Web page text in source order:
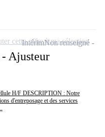
Ajusteur
H/F DESCRIPTION : Notre
d'entreposage et des services
IntérimNon renseigné
cette offre à ma sélection